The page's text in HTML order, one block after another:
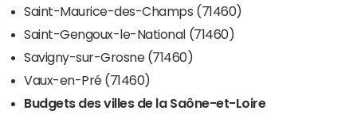
Saint-Maurice-des-Champs (71460)
Saint-Gengoux-le-National (71460)
Savigny-sur-Grosne (71460)
Vaux-en-Pré (71460)
Budgets des villes de la Saône-et-Loire